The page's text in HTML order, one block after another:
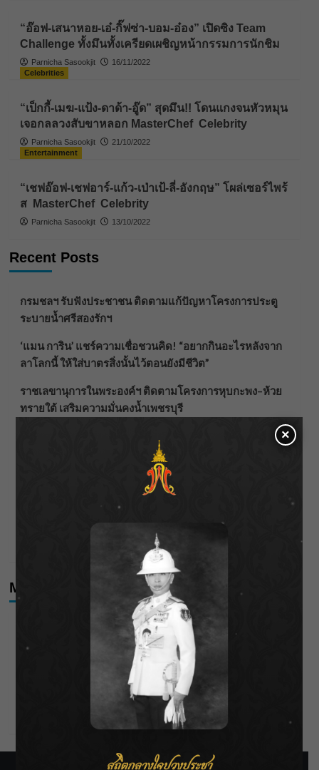
“อ๊อฟ-เสนาหอย-เอ๋-กิ๊ฟซ่า-บอม-อ๋อง” เปิดซิง Team
Challenge ทั้งมึนทั้งเครียดเผชิญหน้ากรรมการนักชิม
Parnicha Sasookjit
16/11/2022
Celebrities
“เป็กกี้-เมฆ-แป้ง-ดาด้า-อู๊ด” สุดมึน!! โดนแกงจนหัวหมุน
เจอกลลวงสับขาหลอก MasterChef Celebrity
Parnicha Sasookjit
21/10/2022
Entertainment
“เชฟอ๊อฟ-เชฟอาร์-แก้ว-เป่าเป้-ลี่-อังกฤษ” โผล่เซอร์ไพร้
ส MasterChef Celebrity
Parnicha Sasookjit 13/10/2022
Recent Posts
กรมชลฯ รับฟังประชาชน ติดตามแก้ปัญหาโครงการประตู
ระบายน้ำศรีสองรักฯ
‘แมน การิน’ แชร์ความเชื่อชวนคิด! “อยากกินอะไรหลังจาก
ลาโลกนี้ ให้ใส่บาตรสิ่งนั้นไว้ตอนยังมีชีวิต”
ราชเลขานุการในพระองค์ฯ ติดตามโครงการหุบกะพง–ห้วย
ทรายใต้ เสริมความมั่นคงน้ำเพชรบุรี
F.HERO จับมือเกิร์ลกรุ๊ปมาเลเซีย DOLLA ส่งซิงเกิลใหม่สุดส
กรมชลฯ เกาะติดฝนทั่วประเทศ เตรียมเครื่องจักรรับมือน้ำ
เดือดโค้งสุดท้าย! “ภณ ณวัสน์ – จีน่า ญีนา” ส่ง “ธาตรี” เรต
ติ้งพุ่ง พาคนดูแห่ลุ้นบทสรุป 10 สิงหาคมนี้ !
Meta
×